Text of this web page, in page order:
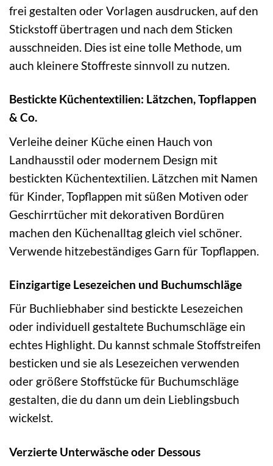
frei gestalten oder Vorlagen ausdrucken, auf den
Stickstoff übertragen und nach dem Sticken
ausschneiden. Dies ist eine tolle Methode, um
auch kleinere Stoffreste sinnvoll zu nutzen.
Bestickte Küchentextilien: Lätzchen, Topflappen
& Co.
Verleihe deiner Küche einen Hauch von
Landhausstil oder modernem Design mit
bestickten Küchentextilien. Lätzchen mit Namen
für Kinder, Topflappen mit süßen Motiven oder
Geschirrtücher mit dekorativen Bordüren
machen den Küchenalltag gleich viel schöner.
Verwende hitzebeständiges Garn für Topflappen.
Einzigartige Lesezeichen und Buchumschläge
Für Buchliebhaber sind bestickte Lesezeichen
oder individuell gestaltete Buchumschläge ein
echtes Highlight. Du kannst schmale Stoffstreifen
besticken und sie als Lesezeichen verwenden
oder größere Stoffstücke für Buchumschläge
gestalten, die du dann um dein Lieblingsbuch
wickelst.
Verzierte Unterwäsche oder Dessous